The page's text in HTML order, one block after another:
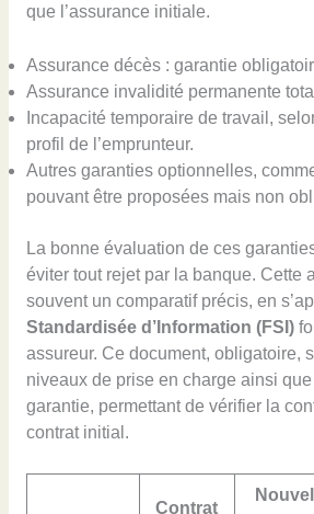
que l’assurance initiale.
Assurance décès : garantie
Assurance invalidité permanente
Incapacité temporaire de travail,
profil de l’emprunteur.
Autres garanties optionnelles,
pouvant être proposées mais non
La bonne évaluation de ces
éviter tout rejet par la banque. Cette
souvent un comparatif précis, en
Standardisée d’Information (FSI)
assureur. Ce document, obligatoire,
niveaux de prise en charge ainsi
garantie, permettant de vérifier la
contrat initial.
Contrat